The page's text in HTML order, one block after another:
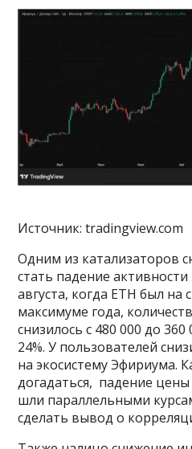
Источник: tradingview.com
Одним из катализаторов
стать падение
августа, когда ETH был
максимуме года,
снизилось с 480 000 до
24%. У пользователей
на экосистему Эфириума.
догадаться, падение
шли параллельными
сделать вывод о